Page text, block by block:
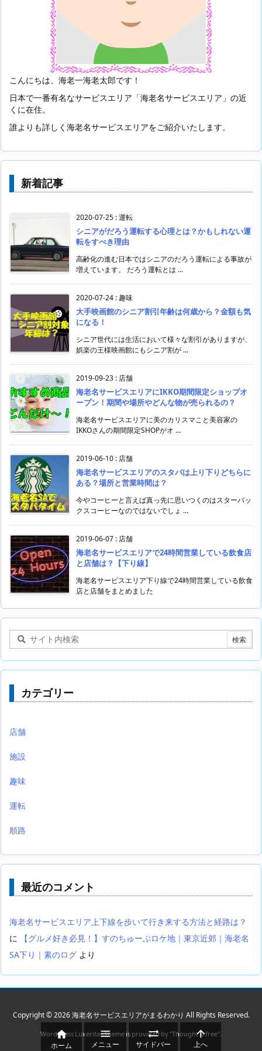
こんにちは、海老一海老太郎です！
日本で一番有名なサービスエリア「海老名サービスエリア」の近
くに在住。
誰よりも詳しく海老名サービスエリアをご紹介いたします。
新着記事
2020-07-25 :運転
シニアがだろう運転する心理とは？かもしれない運
転をすべき理由
高齢化の進む日本ではシニアのだろう運転による事故が
増えています。 だろう運転とは ...
2020-07-24 : 趣味
大手映画館のシニア割引年齢は何歳から？金額も気
になる！
シニア世代には生活において様々な割引がありますが、
娯楽の王様映画館にもシニア割が ...
2019-09-23 : 店舗
海老名サービスエリアにIKKO期間限定ショップオ
ープン！期間や場所やどんな物が売られるの？
海老名サービスエリアに美のカリスマこと美容家の
IKKOさんの期間限定SHOPがオ ...
2019-06-10 : 店舗
海老名サービスエリアのスタバは上り下りどちらに
ある？場所と営業時間は？
今やコーヒーと言えば真っ先に思いつくのはスターバッ
クスコーヒーなのではないでしょ ...
2019-06-07 : 店舗
海老名サービスエリアで24時間営業している飲食店
と店舗は？【下り線】
海老名サービスエリア下り線で24時間営業している飲食
店と店舗をまとめました
カテゴリー
店舗
施設
趣味
運転
順路
最近のコメント
海老名サービスエリア上下線を歩いて行き来する方法と経路は？
に
【グルメ好き必見！】すのちゅーぶロケ地｜東京近郊｜海老名
SA下り｜素のログ より
Copyright ©2026 海老名サービスエリアがまるわかり All Rights Reserved.
WordPress Luxeritas Theme is provided by "Thought is free".

ホーム

メニュー

サイドバー

上へ